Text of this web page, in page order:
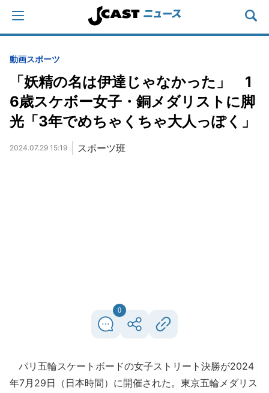
動画スポーツ
「妖精の名は伊達じゃなかった」 1
6歳スケボー女子・銅メダリストに脚
光「3年でめちゃくちゃ大人っぽく」
2024.07.29 15:19 スポーツ班
0
パリ五輪スケートボードの女子ストリート決勝が2024
年7月29日（日本時間）に開催された。東京五輪メダリス